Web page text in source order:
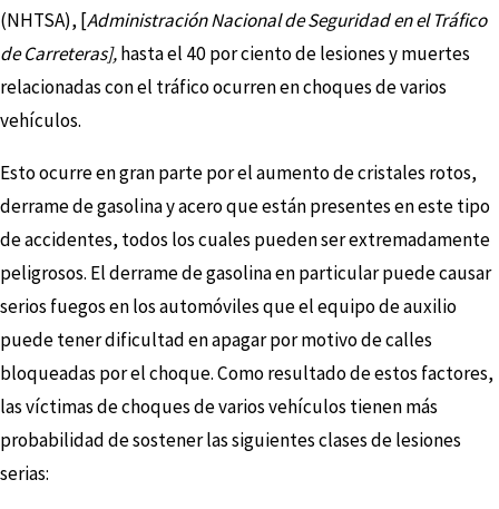
(NHTSA), [Administración Nacional de Seguridad en el Tráfico
de Carreteras],hasta el 40 por ciento de lesiones y muertes
relacionadas con el tráfico ocurren en choques de varios
vehículos.
Esto ocurre en gran parte por el aumento de cristales rotos,
derrame de gasolina y acero que están presentes en este tipo
de accidentes, todos los cuales pueden ser extremadamente
peligrosos. El derrame de gasolina en particular puede causar
serios fuegos en los automóviles que el equipo de auxilio
puede tener dificultad en apagar por motivo de calles
bloqueadas por el choque. Como resultado de estos factores,
las víctimas de choques de varios vehículos tienen más
probabilidad de sostener las siguientes clases de lesiones
serias: